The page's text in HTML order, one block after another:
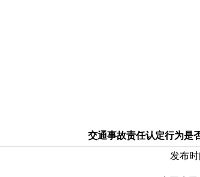
交通事故责任认定行为是
发布时